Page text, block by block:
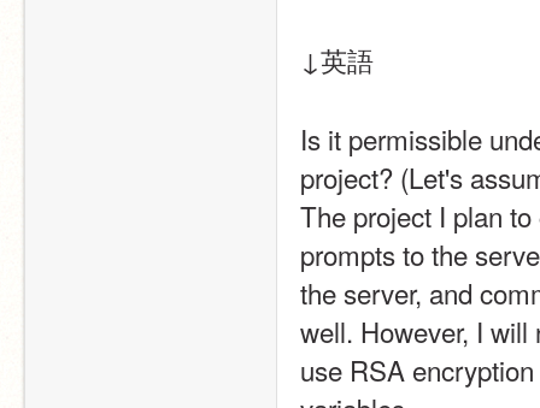
↓英語
Is it permissible
project? (Let's
The project I plan
prompts to the
the server, and
well. However, I
use RSA